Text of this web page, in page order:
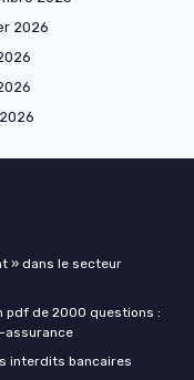
2026
» dans le secteur
pdf de 2000 questions :
assurance
interdits bancaires